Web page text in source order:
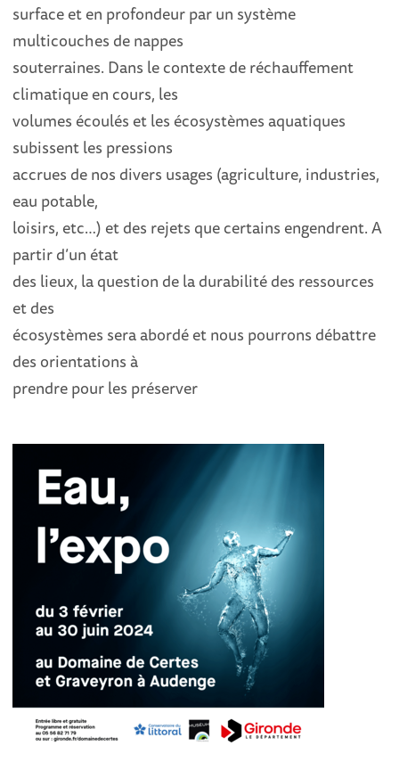
surface et en profondeur par un système
multicouches de nappes
souterraines. Dans le contexte de réchauffement
climatique en cours, les
volumes écoulés et les écosystèmes aquatiques
subissent les pressions
accrues de nos divers usages (agriculture, industries,
eau potable,
loisirs, etc…) et des rejets que certains engendrent. A
partir d’un état
des lieux, la question de la durabilité des ressources
et des
écosystèmes sera abordé et nous pourrons débattre
des orientations à
prendre pour les préserver